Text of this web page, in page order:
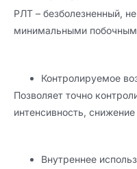
РЛТ – безболезненный,
минимальными
Контролируемое
Позволяет точно
интенсивность,
Внутреннее